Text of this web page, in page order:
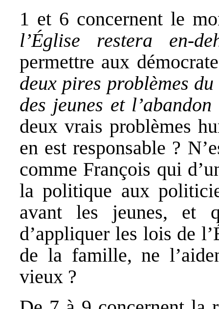
1 et 6 concernent le
l’Église restera en-
permettre aux
deux pires problèmes
des jeunes et
deux vrais problèmes
en est responsable ?
comme François qui
la politique aux
avant les jeunes, et
d’appliquer les lois de
de la famille, ne
vieux ?